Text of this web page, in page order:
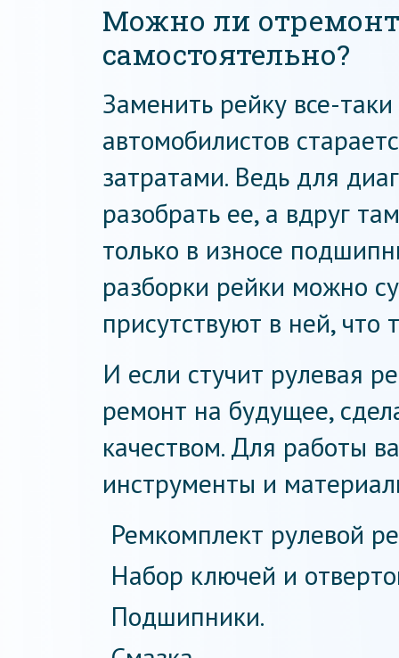
Можно ли
самостоятельно?
Заменить рейку все-
автомобилистов
затратами. Ведь для
разобрать ее, а вдруг
только в износе
разборки рейки можно
присутствуют в ней, что
И если стучит рулевая
ремонт на будущее,
качеством. Для работы
инструменты и
Ремкомплект рулевой
Набор ключей и
Подшипники.